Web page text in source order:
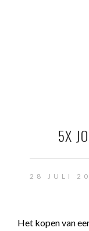
5X
28 JULI
Het kopen van